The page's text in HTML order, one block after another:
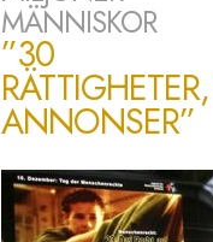
MÄNNISKOR
”30
ANNONSER”